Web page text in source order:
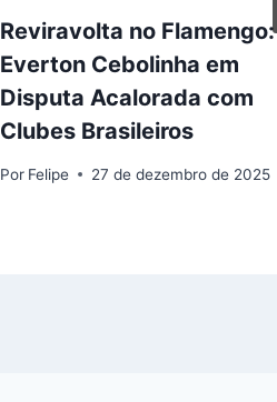
Reviravolta no Flamengo:
Everton Cebolinha em
Disputa Acalorada com
Clubes Brasileiros
Por Felipe 27 de dezembro de 2025